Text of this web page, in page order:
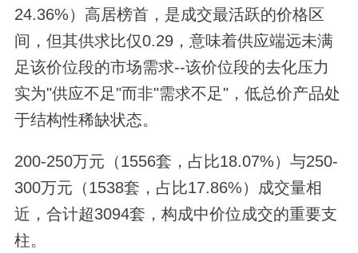
24.36%）高居榜首，是成交最活跃的价格区
间，但其供求比仅0.29，意味着供应端远未满
足该价位段的市场需求--该价位段的去化压力
实为"供应不足"而非"需求不足"，低总价产品处
于结构性稀缺状态。
200-250万元（1556套，占比18.07%）与250-
300万元（1538套，占比17.86%）成交量相
近，合计超3094套，构成中价位成交的重要支
柱。